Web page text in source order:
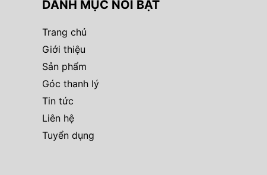
DANH MỤC NỔI BẬT
Trang chủ
Giới thiệu
Sản phẩm
Góc thanh lý
Tin tức
Liên hệ
Tuyển dụng